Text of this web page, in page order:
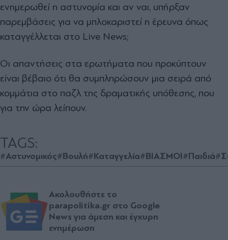
ενημερωθεί η αστυνομία και αν ναι, υπήρξαν
παρεμβάσεις για να μπλοκαριστεί η έρευνα όπως
καταγγέλλεται στο Live News;
Οι απαντήσεις στα ερωτήματα που προκύπτουν
είναι βέβαιο ότι θα συμπληρώσουν μια σειρά από
κομμάτια στο παζλ της δραματικής υπόθεσης, που
για την ώρα λείπουν.
TAGS:
#Αστυνομικός#Βουλή#Καταγγελία#ΒΙΑΣΜΟΙ#Παιδιά
Ακολουθήστε το
parapolitika.gr στο Google
News για άμεση και έγκυρη
ενημέρωση